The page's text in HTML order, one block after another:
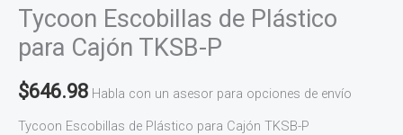
Tycoon Escobillas de Plástico
para Cajón TKSB-P
$646.98 Habla con un asesor para opciones de envío
Tycoon Escobillas de Plástico para Cajón TKSB-P
cantidad